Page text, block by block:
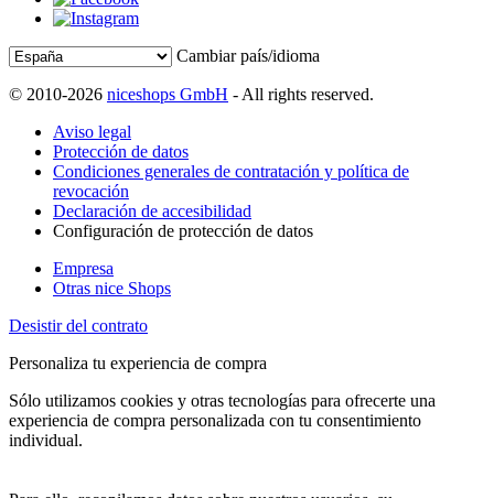
Cambiar país/idioma
© 2010-2026 niceshops GmbH - All rights reserved.
Aviso legal
Protección de datos
Condiciones generales de contratación y política de
revocación
Declaración de accesibilidad
Configuración de protección de datos
Empresa
Otras nice Shops
Desistir del contrato
Personaliza tu experiencia de compra
Sólo utilizamos cookies y otras tecnologías para ofrecerte una
experiencia de compra personalizada con tu consentimiento
individual.